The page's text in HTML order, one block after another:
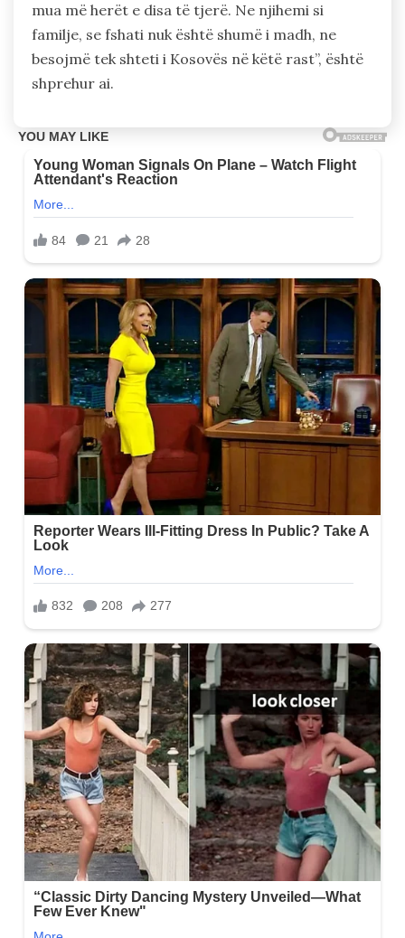
mua më herët e disa të tjerë. Ne njihemi si
familje, se fshati nuk është shumë i madh, ne
besojmë tek shteti i Kosovës në këtë rast”, është
shprehur ai.